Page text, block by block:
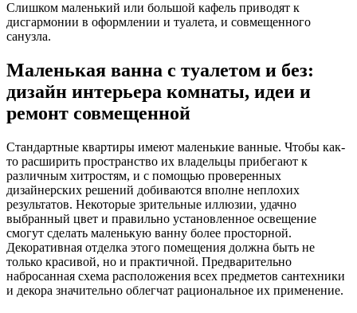
Слишком маленький или большой кафель приводят к
дисгармонии в оформлении и туалета, и совмещенного
санузла.
Маленькая ванна с туалетом и без:
дизайн интерьера комнаты, идеи и
ремонт совмещенной
Стандартные квартиры имеют маленькие ванные. Чтобы как-
то расширить пространство их владельцы прибегают к
различным хитростям, и с помощью проверенных
дизайнерских решений добиваются вполне неплохих
результатов. Некоторые зрительные иллюзии, удачно
выбранный цвет и правильно установленное освещение
смогут сделать маленькую ванну более просторной.
Декоративная отделка этого помещения должна быть не
только красивой, но и практичной. Предварительно
набросанная схема расположения всех предметов сантехники
и декора значительно облегчат рациональное их применение.